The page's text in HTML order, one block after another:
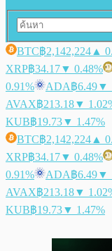
BTC฿2,142,224 ▲
XRP฿34.17▼ 0.48%
0.91%
ADA฿6.49▼
AVAX฿213.18▼
KUB฿19.73▼ 1.47%
BTC฿2,142,224 ▲
XRP฿34.17▼ 0.48%
0.91%
ADA฿6.49▼
AVAX฿213.18▼
KUB฿19.73▼ 1.47%